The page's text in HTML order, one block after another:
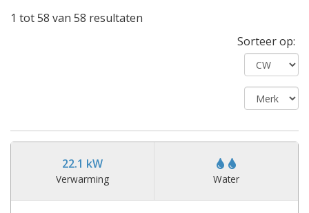
1 tot 58 van 58 resultaten
Sorteer op:
22.1 kW
Verwarming Water